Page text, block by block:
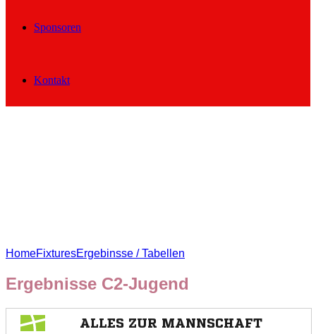
Sponsoren
Kontakt
HomeFixturesErgebinsse / Tabellen
Ergebnisse C2-Jugend